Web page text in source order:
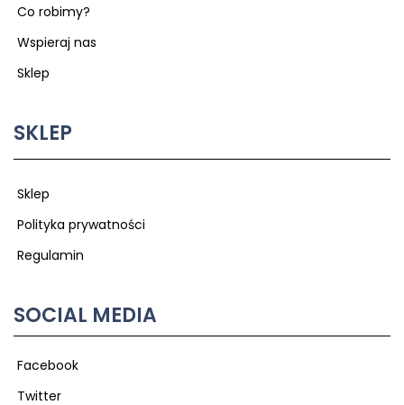
Co robimy?
Wspieraj nas
Sklep
SKLEP
Sklep
Polityka prywatności
Regulamin
SOCIAL MEDIA
Facebook
Twitter